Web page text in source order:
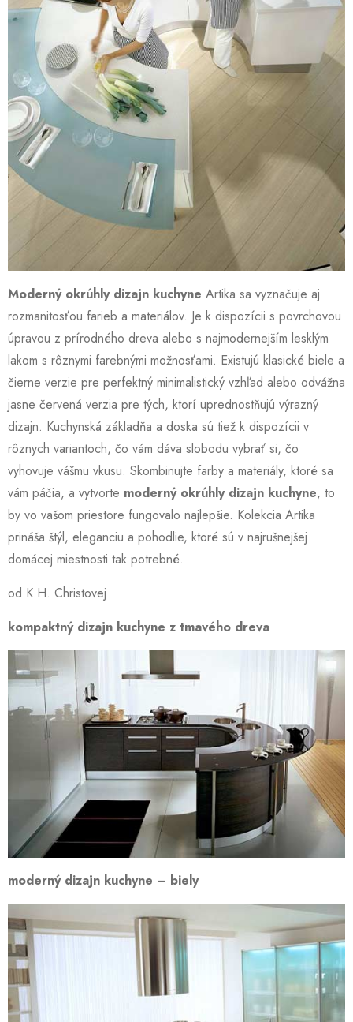
Moderný okrúhly dizajn kuchyne Artika sa vyznačuje aj
rozmanitosťou farieb a materiálov. Je k dispozícii s povrchovou
úpravou z prírodného dreva alebo s najmodernejším lesklým
lakom s rôznymi farebnými možnosťami. Existujú klasické biele a
čierne verzie pre perfektný minimalistický vzhľad alebo odvážna
jasne červená verzia pre tých, ktorí uprednostňujú výrazný
dizajn. Kuchynská základňa a doska sú tiež k dispozícii v
rôznych variantoch, čo vám dáva slobodu vybrať si, čo
vyhovuje vášmu vkusu. Skombinujte farby a materiály, ktoré sa
vám páčia, a vytvorte moderný okrúhly dizajn kuchyne, to
by vo vašom priestore fungovalo najlepšie. Kolekcia Artika
prináša štýl, eleganciu a pohodlie, ktoré sú v najrušnejšej
domácej miestnosti tak potrebné.
od K.H. Christovej
kompaktný dizajn kuchyne z tmavého dreva
moderný dizajn kuchyne – biely